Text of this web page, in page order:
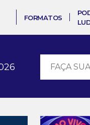
FORMATOS